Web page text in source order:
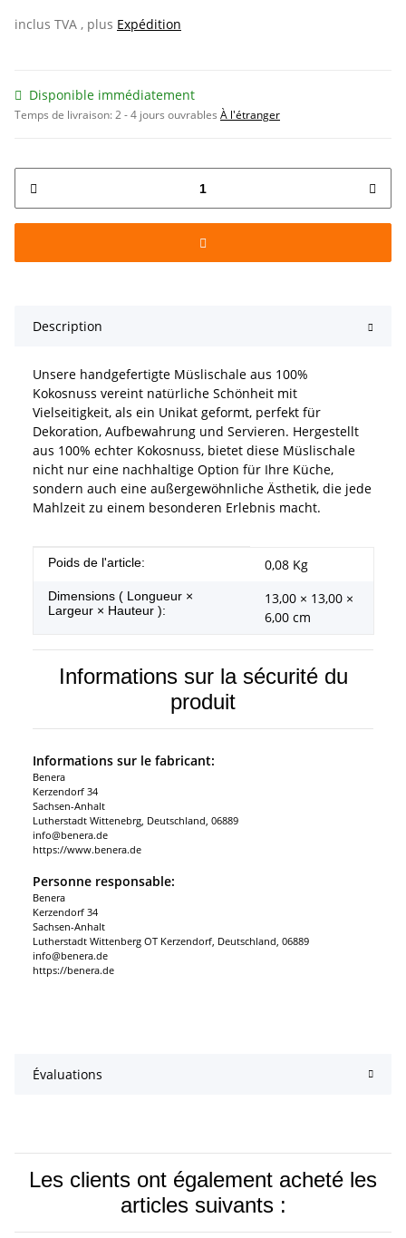
inclus TVA , plus Expédition
Disponible immédiatement
Temps de livraison:2 - 4 jours ouvrables À l'étranger
Description
Unsere handgefertigte Müslischale aus 100%
Kokosnuss vereint natürliche Schönheit mit
Vielseitigkeit, als ein Unikat geformt, perfekt für
Dekoration, Aufbewahrung und Servieren. Hergestellt
aus 100% echter Kokosnuss, bietet diese Müslischale
nicht nur eine nachhaltige Option für Ihre Küche,
sondern auch eine außergewöhnliche Ästhetik, die jede
Mahlzeit zu einem besonderen Erlebnis macht.
#productDetails.itemInformation#
#productDetails.itemValue#
Poids de l'article: 0,08 Kg
Dimensions ( Longueur ×
Largeur × Hauteur ):
13,00 × 13,00 ×
6,00 cm
Informations sur la sécurité du
produit
Informations sur le fabricant:
Benera
Kerzendorf 34
Sachsen-Anhalt
Lutherstadt Wittenebrg, Deutschland, 06889
info@benera.de
https://www.benera.de
Personne responsable:
Benera
Kerzendorf 34
Sachsen-Anhalt
Lutherstadt Wittenberg OT Kerzendorf, Deutschland, 06889
info@benera.de
https://benera.de
Évaluations
Les clients ont également acheté les
articles suivants :